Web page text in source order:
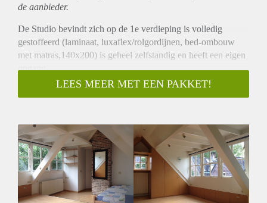
de aanbieder.
De Studio bevindt zich op de 1e verdieping is volledig
gestoffeerd (laminaat, luxaflex/rolgordijnen, bed-ombouw
met matras,140x200) is geheel zelfstandig en heeft een eigen
opgang.
Oppervlak bedraagt 40m2.
Belangrijke faciliteiten zijn nabij gelegen. Goede locatie nabij
centrum Eindhoven 20 minuten.
Indeling:
Men komt de studio binnen via een algemene ruimte die niet
tot het gehuurde behoord. Middels de vaste trap komt men in
de studio. Mooie lichte beuken laminaatvloer in de gehele
ruimte.
LEES MEER MET EEN PAKKET!